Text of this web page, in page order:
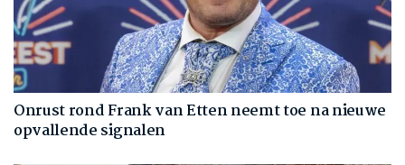
Onrust rond Frank van Etten neemt toe na nieuwe
opvallende signalen